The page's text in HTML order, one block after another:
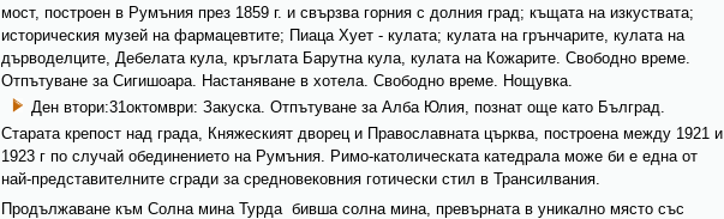
мост, построен в Румъния през 1859 г. и свързва горния с долния град; къщата на изкуствата;
историческия музей на фармацевтите; Пиаца Хует - кулата; кулата на грънчарите, кулата на
дърводелците, Дебелата кула, кръглата Барутна кула, кулата на Кожарите. Свободно време.
Отпътуване за Сигишоара. Настаняване в хотела. Свободно време. Нощувка.
Ден втори:31октомври: Закуска. Отпътуване за Алба Юлия, познат още като Бълград.
Старата крепост над града, Княжеският дворец и Православната църква, построена между 1921 и
1923 г по случай обединението на Румъния. Римо-католическата катедрала може би е една от
най-представителните сгради за средновековния готически стил в Трансилвания.
Продължаване към Солна мина Турда бивша солна мина, превърната в уникално място със